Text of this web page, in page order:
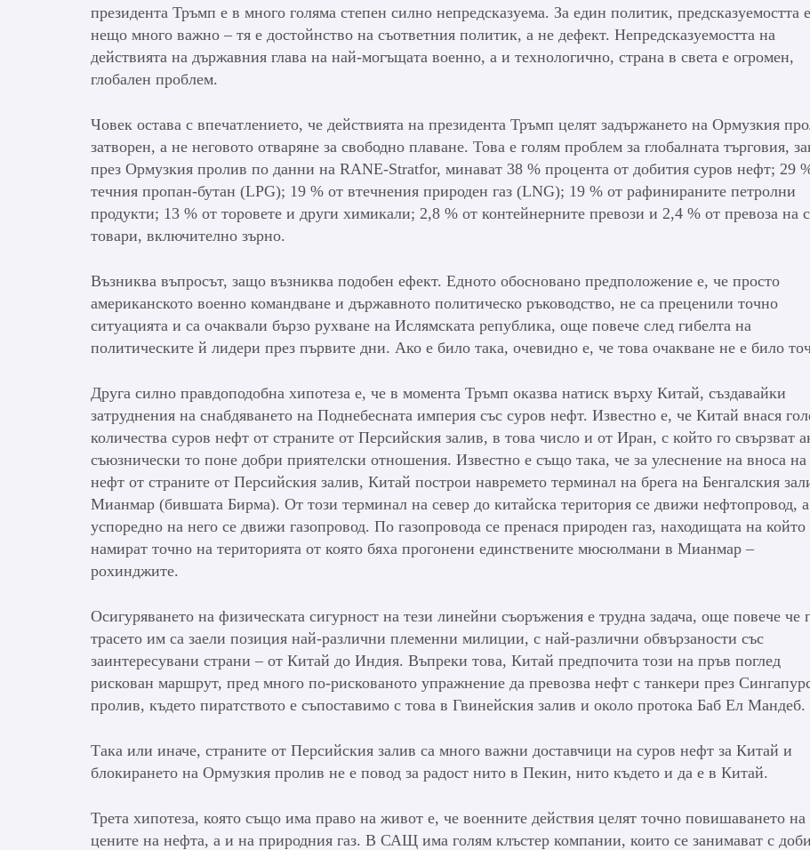
президента Тръмп е в много голяма степен силно непредсказуема. За един политик, предсказуемостта е
нещо много важно – тя е достойнство на съответния политик, а не дефект. Непредсказуемостта на
действията на държавния глава на най-могъщата военно, а и технологично, страна в света е огромен,
глобален проблем.
Човек остава с впечатлението, че действията на президента Тръмп целят задържането на Ормузкия
затворен, а не неговото отваряне за свободно плаване. Това е голям проблем за глобалната търговия,
през Ормузкия пролив по данни на RANE-Stratfor, минават 38 % процента от добития суров нефт; 29
течния пропан-бутан (LPG); 19 % от втечнения природен газ (LNG); 19 % от рафинираните петролни
продукти; 13 % от торовете и други химикали; 2,8 % от контейнерните превози и 2,4 % от превоза на
товари, включително зърно.
Възниква въпросът, защо възниква подобен ефект. Едното обосновано предположение е, че просто
американското военно командване и държавното политическо ръководство, не са преценили точно
ситуацията и са очаквали бързо рухване на Ислямската република, още повече след гибелта на
политическите й лидери през първите дни. Ако е било така, очевидно е, че това очакване не е било
Друга силно правдоподобна хипотеза е, че в момента Тръмп оказва натиск върху Китай, създавайки
затруднения на снабдяването на Поднебесната империя със суров нефт. Известно е, че Китай внася
количества суров нефт от страните от Персийския залив, в това число и от Иран, с който го свързват
съюзнически то поне добри приятелски отношения. Известно е също така, че за улеснение на вноса на
нефт от страните от Персийския залив, Китай построи навремето терминал на брега на Бенгалския
Мианмар (бившата Бирма). От този терминал на север до китайска територия се движи нефтопровод, а
успоредно на него се движи газопровод. По газопровода се пренася природен газ, находищата на който
намират точно на територията от която бяха прогонени единствените мюсюлмани в Мианмар –
рохинджите.
Осигуряването на физическата сигурност на тези линейни съоръжения е трудна задача, още повече че
трасето им са заели позиция най-различни племенни милиции, с най-различни обвързаности със
заинтересувани страни – от Китай до Индия. Въпреки това, Китай предпочита този на пръв поглед
рискован маршрут, пред много по-рискованото упражнение да превозва нефт с танкери през
пролив, където пиратството е съпоставимо с това в Гвинейския залив и около протока Баб Ел Мандеб.
Така или иначе, страните от Персийския залив са много важни доставчици на суров нефт за Китай и
блокирането на Ормузкия пролив не е повод за радост нито в Пекин, нито където и да е в Китай.
Трета хипотеза, която също има право на живот е, че военните действия целят точно повишаването на
цените на нефта, а и на природния газ. В САЩ има голям клъстер компании, които се занимават с